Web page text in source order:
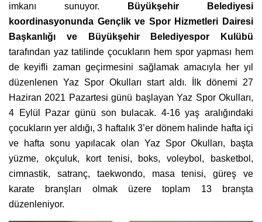
imkanı sunuyor.
Büyükşehir Belediyesi
koordinasyonunda Gençlik ve Spor Hizmetleri Dairesi
Başkanlığı ve Büyükşehir Belediyespor Kulübü
tarafından yaz tatilinde çocukların hem spor yapması hem
de keyifli zaman geçirmesini sağlamak amacıyla her yıl
düzenlenen Yaz Spor Okulları start aldı. İlk dönemi 27
Haziran 2021 Pazartesi günü başlayan Yaz Spor Okulları,
4 Eylül Pazar günü son bulacak. 4-16 yaş aralığındaki
çocukların yer aldığı, 3 haftalık 3’er dönem halinde hafta içi
ve hafta sonu yapılacak olan Yaz Spor Okulları, başta
yüzme, okçuluk, kort tenisi, boks, voleybol, basketbol,
cimnastik, satranç, taekwondo, masa tenisi, güreş ve
karate branşları olmak üzere toplam 13 branşta
düzenleniyor.